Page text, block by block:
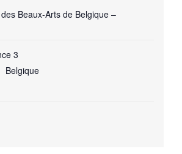
Beaux-Arts de Belgique –
3
Belgique